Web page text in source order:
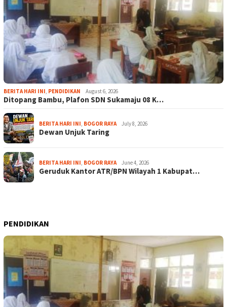
BERITA HARI INI, PENDIDIKAN August 6, 2026
Ditopang Bambu, Plafon SDN Sukamaju 08 K…
BERITA HARI INI, BOGOR RAYA July 8, 2026
Dewan Unjuk Taring
BERITA HARI INI, BOGOR RAYA June 4, 2026
Geruduk Kantor ATR/BPN Wilayah 1 Kabupat…
PENDIDIKAN